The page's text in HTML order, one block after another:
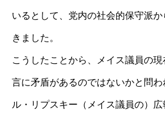
いるとして、党内の社会的保守派
きました。
こうしたことから、メイス議員の
言に矛盾があるのではないかと問
ル・リプスキー（メイス議員の）